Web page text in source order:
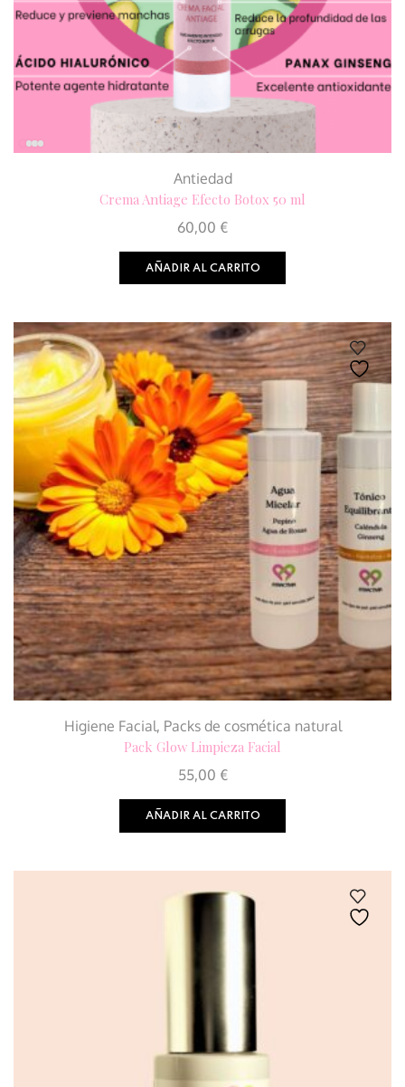
Antiedad
Crema Antiage Efecto Botox 50 ml
60,00 €
AÑADIR AL CARRITO
Higiene Facial, Packs de cosmética natural
Pack Glow Limpieza Facial
55,00 €
AÑADIR AL CARRITO